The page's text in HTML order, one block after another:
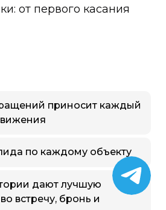
от первого касания
приносит каждый
по каждому объекту
дают лучшую
встречу, бронь и